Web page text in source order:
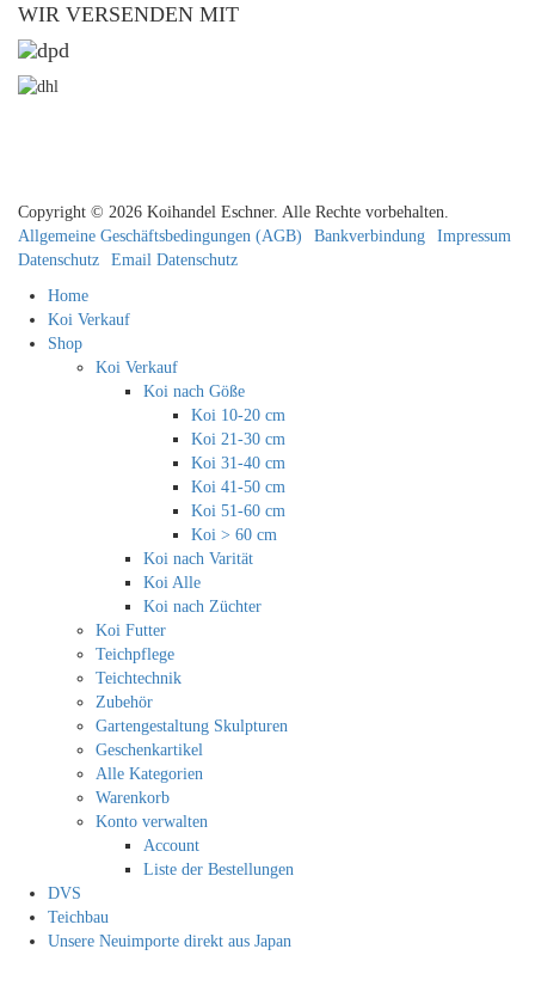
WIR VERSENDEN MIT
Copyright © 2026 Koihandel Eschner. Alle Rechte vorbehalten.
Allgemeine Geschäftsbedingungen (AGB)
Bankverbindung
Impressum
Datenschutz
Email Datenschutz
Home
Koi Verkauf
Shop
Koi Verkauf
Koi nach Göße
Koi 10-20 cm
Koi 21-30 cm
Koi 31-40 cm
Koi 41-50 cm
Koi 51-60 cm
Koi > 60 cm
Koi nach Varität
Koi Alle
Koi nach Züchter
Koi Futter
Teichpflege
Teichtechnik
Zubehör
Gartengestaltung Skulpturen
Geschenkartikel
Alle Kategorien
Warenkorb
Konto verwalten
Account
Liste der Bestellungen
DVS
Teichbau
Unsere Neuimporte direkt aus Japan